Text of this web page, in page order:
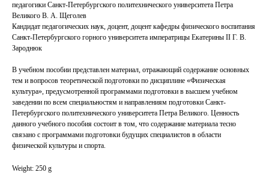
педагогики Санкт-Петербургского политехнического университета Петра
Великого В. А. Щеголев
Кандидат педагогических наук, доцент, доцент кафедры физического воспитания
Санкт-Петербургского горного университета императрицы Екатерины II Г. В.
Зароднюк
В учебном пособии представлен материал, отражающий содержание основных
тем и вопросов теоретической подготовки по дисциплине «Физическая
культура», предусмотренной программами подготовки в высшем учебном
заведении по всем специальностям и направлениям подготовки Санкт-
Петербургского политехнического университета Петра Великого. Ценность
данного учебного пособия состоит в том, что содержание материала тесно
связано с программами подготовки будущих специалистов в области
физической культуры и спорта.
Weight: 250 g